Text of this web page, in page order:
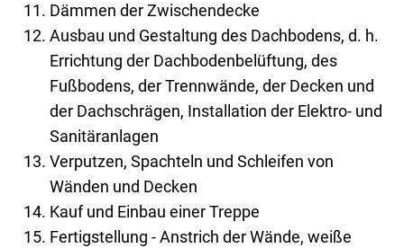
Dämmen der Zwischendecke
Ausbau und Gestaltung des Dachbodens, d. h.
Errichtung der Dachbodenbelüftung, des
Fußbodens, der Trennwände, der Decken und
der Dachschrägen, Installation der Elektro- und
Sanitäranlagen
Verputzen, Spachteln und Schleifen von
Wänden und Decken
Kauf und Einbau einer Treppe
Fertigstellung - Anstrich der Wände, weiße